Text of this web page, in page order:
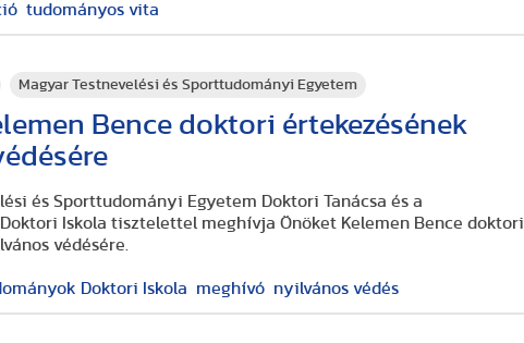
tudományos vita
Magyar Testnevelési és Sporttudományi Egyetem
Bence doktori értekezésének
és Sporttudományi Egyetem Doktori Tanácsa és a
Iskola tisztelettel meghívja Önöket Kelemen Bence doktori
védésére.
Doktori Iskola meghívó nyilvános védés